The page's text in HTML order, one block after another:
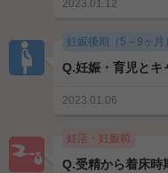
2023.01.12
妊娠後期（5～9ヶ月）
Q.妊娠・育児とキ
2023.01.06
妊活・妊娠前
Q.受精から着床時